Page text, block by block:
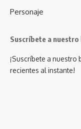
Personaje
Suscríbete a
¡Suscríbete a
recientes al instante!